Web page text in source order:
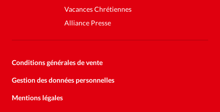
Vacances Chrétiennes
Alliance Presse
Conditions générales de vente
Gestion des données personnelles
Mentions légales